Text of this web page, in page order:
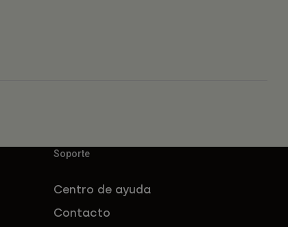
Soporte
Centro de ayuda
Contacto